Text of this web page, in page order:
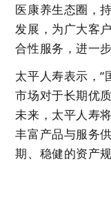
医康养生态圈，
发展，为广大客
合性服务，进一
太平人寿表示，“
市场对于长期优
未来，太平人寿
丰富产品与服务
期、稳健的资产